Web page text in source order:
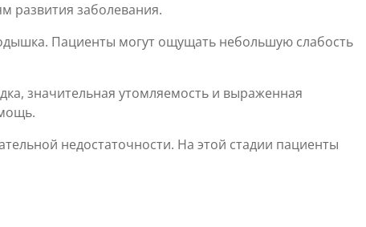
развития заболевания.
Пациенты могут ощущать небольшую слабость
значительная утомляемость и выраженная
недостаточности. На этой стадии пациенты